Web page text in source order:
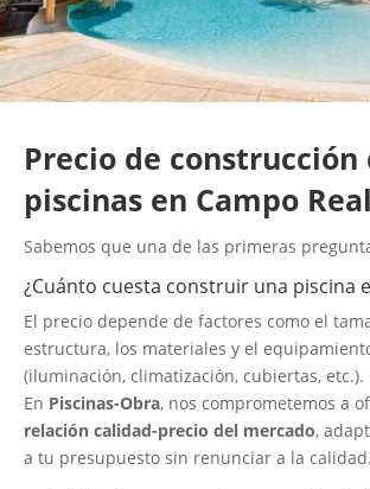
Precio de construcción
piscinas en Campo Real
Sabemos que una de las primeras
¿Cuánto cuesta construir una piscina
El precio depende de factores como el
estructura, los materiales y el
(iluminación, climatización, cubiertas, etc.).
En Piscinas-Obra, nos comprometemos a
relación calidad-precio del mercado,
a tu presupuesto sin renunciar a la calidad.